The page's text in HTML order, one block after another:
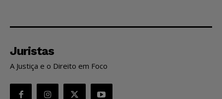
Juristas
A Justiça e o Direito em Foco